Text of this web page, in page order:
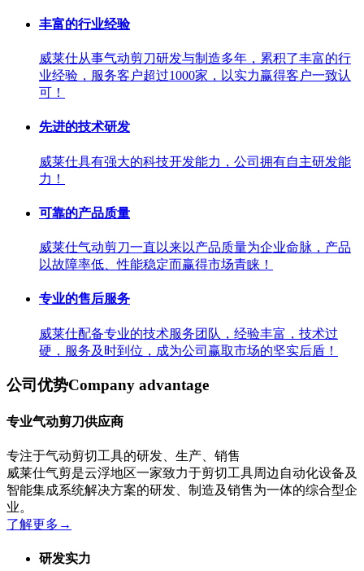
丰富的行业经验
威莱仕从事气动剪刀研发与制造多年，累积了丰富的行
业经验，服务客户超过1000家，以实力赢得客户一致认
可！
先进的技术研发
威莱仕具有强大的科技开发能力，公司拥有自主研发能
力！
可靠的产品质量
威莱仕气动剪刀一直以来以产品质量为企业命脉，产品
以故障率低、性能稳定而赢得市场青睐！
专业的售后服务
威莱仕配备专业的技术服务团队，经验丰富，技术过
硬，服务及时到位，成为公司赢取市场的坚实后盾！
公司优势Company advantage
专业气动剪刀供应商
专注于气动剪切工具的研发、生产、销售
威莱仕气剪是云浮地区一家致力于剪切工具周边自动化设备及
智能集成系统解决方案的研发、制造及销售为一体的综合型企
业。
了解更多 →
研发实力